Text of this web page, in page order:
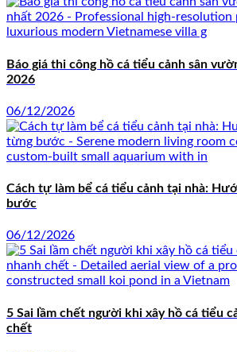
Báo giá thi công hồ cá tiểu cảnh sân
2026
06/12/2026
Cách tự làm bể cá tiểu cảnh tại nhà:
bước
06/12/2026
5 Sai lầm chết người khi xây hồ cá tiểu
chết